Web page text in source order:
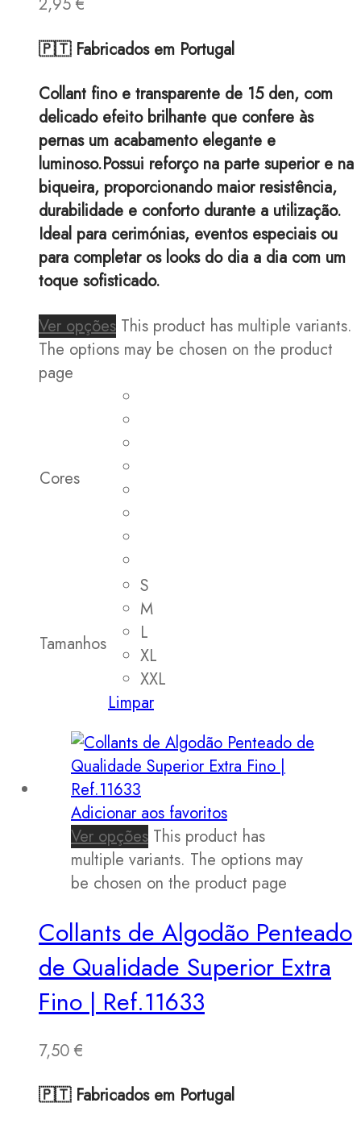
🇵🇹 Fabricados em Portugal
Collant fino e transparente de 15 den, com
delicado efeito brilhante que confere às
pernas um acabamento elegante e
luminoso.Possui reforço na parte superior e na
biqueira, proporcionando maior resistência,
durabilidade e conforto durante a utilização.
Ideal para cerimónias, eventos especiais ou
para completar os looks do dia a dia com um
toque sofisticado.
Ver opções This product has multiple variants.
The options may be chosen on the product
page
Cores
Tamanhos
S
M
L
XL
XXL
Limpar
Adicionar aos favoritos
Ver opções This product has
multiple variants. The options may
be chosen on the product page
Collants de Algodão Penteado
de Qualidade Superior Extra
Fino | Ref.11633
7,50 €
🇵🇹 Fabricados em Portugal